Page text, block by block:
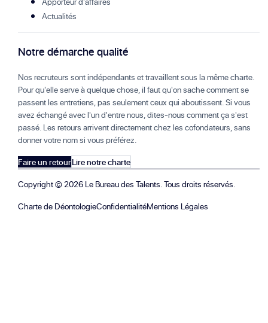
Actualités
Notre démarche qualité
Nos recruteurs sont indépendants et travaillent sous la même charte.
Pour qu'elle serve à quelque chose, il faut qu'on sache comment se
passent les entretiens, pas seulement ceux qui aboutissent. Si vous
avez échangé avec l'un d'entre nous, dites-nous comment ça s'est
passé. Les retours arrivent directement chez les cofondateurs, sans
donner votre nom si vous préférez.
Faire un retourLire notre charte
Copyright ©2026 Le Bureau des Talents. Tous droits réservés.
Charte de DéontologieConfidentialitéMentions Légales